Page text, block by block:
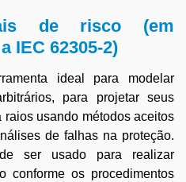
de risco (em
IEC 62305-2)
ideal para modelar
para projetar seus
usando métodos aceitos
de falhas na proteção.
ser usado para realizar
conforme os procedimentos